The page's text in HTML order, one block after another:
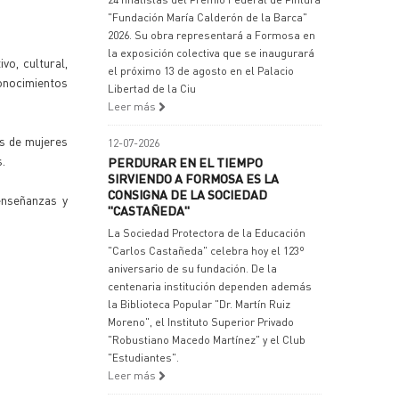
cultural,
de mujeres
y
"Fundación María Calderón de la Barca"
2026. Su obra representará a Formosa en
la exposición colectiva que se inaugurará
el próximo 13 de agosto en el Palacio
Libertad de la Ciu
Leer más
12-07-2026
PERDURAR EN EL TIEMPO
SIRVIENDO A FORMOSA ES LA
CONSIGNA DE LA SOCIEDAD
"CASTAÑEDA"
La Sociedad Protectora de la Educación
"Carlos Castañeda" celebra hoy el 123º
aniversario de su fundación. De la
centenaria institución dependen además
la Biblioteca Popular "Dr. Martín Ruiz
Moreno", el Instituto Superior Privado
"Robustiano Macedo Martínez" y el Club
"Estudiantes".
Leer más